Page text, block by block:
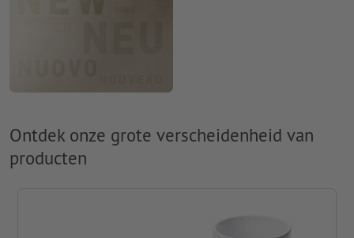
Ontdek onze grote verscheidenheid van
producten